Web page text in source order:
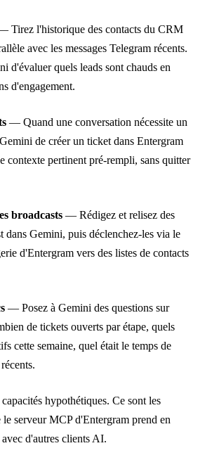
Tirez l'historique des contacts du CRM
avec les messages Telegram récents.
d'évaluer quels leads sont chauds en
d'engagement.
— Quand une conversation nécessite un
de créer un ticket dans Entergram
contexte pertinent pré-rempli, sans quitter
broadcasts — Rédigez et relisez des
dans Gemini, puis déclenchez-les via le
d'Entergram vers des listes de contacts
— Posez à Gemini des questions sur
de tickets ouverts par étape, quels
cette semaine, quel était le temps de
hypothétiques. Ce sont les
le serveur MCP d'Entergram prend en
d'autres clients AI.